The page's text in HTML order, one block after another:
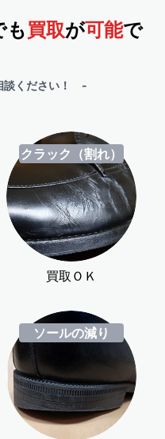
も買取が可能で
談ください！ -
クラック（割れ）
買取ＯＫ
ソールの減り